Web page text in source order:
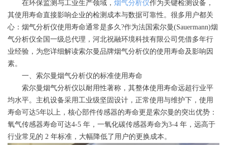
在环保监测与工业生产领域， 烟气分析仪作为关键检测设备，
其使用寿命直接影响企业的检测成本与数据可靠性。很多用户都关
心：烟气分析仪使用寿命通常是多久?作为法国索尔曼(Sauermann)烟
气分析仪全国一级总代理，河北祝融环境科技有限公司凭借多年行
业经验，为您详细解读索尔曼品牌烟气分析仪的使用寿命及影响因
素。
一、索尔曼烟气分析仪的标准使用寿命
索尔曼烟气分析仪以耐用性著称，其整体使用寿命远超行业平
均水平。主机设备采用工业级坚固设计，正常使用与维护下，使用
寿命可达5年以上，核心部件传感器的寿命更是索尔曼的突出优势：
氧气传感器寿命可达4-5 年，一氧化碳传感器寿命为3-4 年，远高于
行业常见的 2 年标准，大幅降低了用户的更换成本。